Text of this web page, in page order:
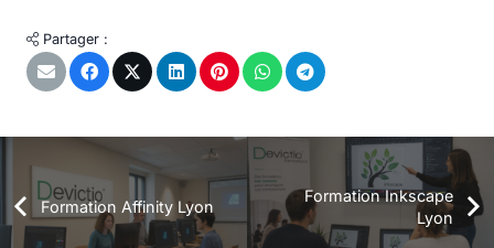
Partager :
Formation Affinity Lyon
Formation Inkscape
Lyon